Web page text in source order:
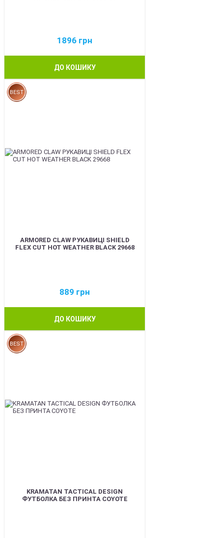
1896 грн
ДО КОШИКУ
BEST
ARMORED CLAW РУКАВИЦІ SHIELD
FLEX CUT HOT WEATHER BLACK 29668
889 грн
ДО КОШИКУ
BEST
KRAMATAN TACTICAL DESIGN
ФУТБОЛКА БЕЗ ПРИНТА COYOTE